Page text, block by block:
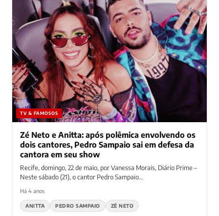
TV & FAMOSOS
Zé Neto e Anitta: após polêmica envolvendo os
dois cantores, Pedro Sampaio sai em defesa da
cantora em seu show
Recife, domingo, 22 de maio, por Vanessa Morais, Diário Prime –
Neste sábado (21), o cantor Pedro Sampaio...
Há 4 anos
ANITTA PEDRO SAMPAIO ZÉ NETO